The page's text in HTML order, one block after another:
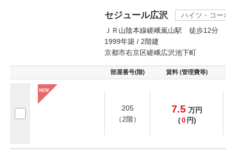
セジュール広沢
ハイツ・コー
ＪＲ山陰本線嵯峨嵐山駅 徒歩12分
1999年築 / 2階建
京都市右京区嵯峨広沢池下町
部屋番号(階) 賃料 (管理費等)
205
（2階）
7.5 万円
(0 円)